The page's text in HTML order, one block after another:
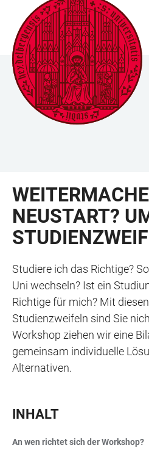
LINKS
ZUR
BARRIEREFREIHEIT
ZUM
HAUPTINHALT
HAUPTNAVIGATION
ÖFFNEN
WEBSEITENSUCHE
ÖFFNEN
NEUSTART?
Studiere ich das Richtige?
Uni wechseln? Ist ein
Richtige für mich? Mit
Studienzweifeln sind Sie
Workshop ziehen wir eine
gemeinsam individuelle
Alternativen.
INHALT
An wen richtet sich der Workshop?